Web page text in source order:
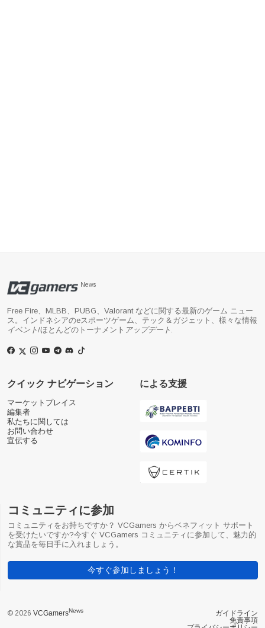
News
Free Fire、MLBB、PUBG、Valorant などに関する最新のゲーム ニュー
ス。インドネシアのeスポーツゲーム、テック＆ガジェット、様々な情報
イベント/ほとんどのトーナメント アップデート
クイック ナビゲーション
マーケットプレイス
編集者
私たちに関しては
お問い合わせ
宣伝する
による支援
コミュニティに参加
コミュニティをお持ちですか？ VCGamers からベネフィット サポート
を受けたいですか?今すぐ VCGamers コミュニティに参加して、魅力的
な賞品を毎日手に入れましょう。
今すぐ参加しましょう！
© 2026 VCGamersNews
ガイドライン
免責事項